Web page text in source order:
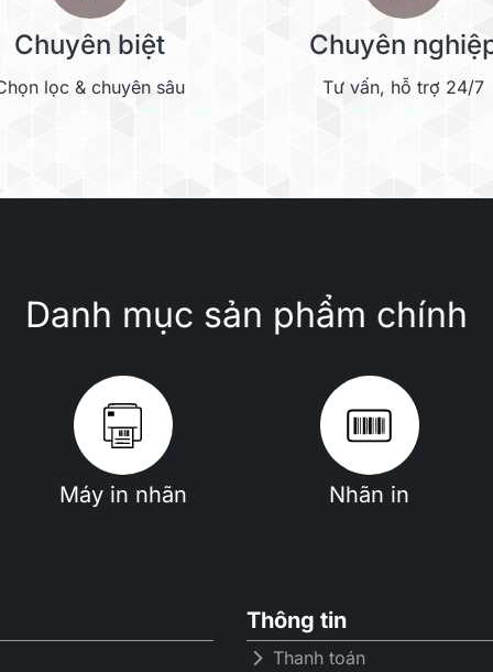
Chuyên biệt
lọc & chuyên sâu
Chuyên
Tư vấn, hỗ trợ 24/7
Danh mục sản phẩm chính
Máy in nhãn Nhãn in
Thông tin
Thanh toán